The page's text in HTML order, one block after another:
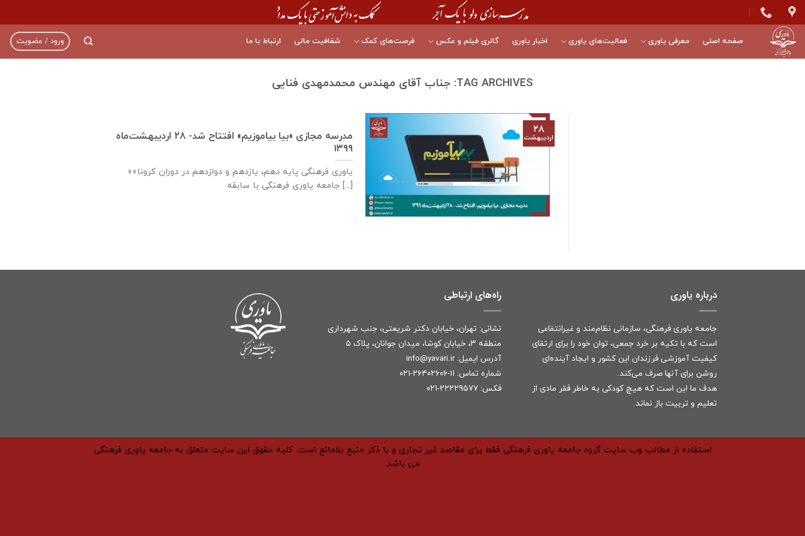
Skip
to
content
صفحه اصلی معرفی یاوری فعالیت‌های یاوری اخبار یاوری گالری فیلم و عکس فرصت‌های کمک شفافیت مالی ارتباط با ما ورود / عضویت
TAG ARCHIVES: جناب آقای مهندس محمدمهدی فنایی
مدرسه مجازی «بیا بیاموزیم» افتتاح شد- ۲۸ اردیبهشت‌ماه
۱۳۹۹
«یاوری فرهنگی پایه دهم، یازدهم و دوازدهم در دوران کرونا»
جامعه یاوری فرهنگی با سابقه [...]
۲۸
اردیبهشت
درباره یاوری
جامعه یاوری فرهنگی، سازمانی نظام‌مند و غیرانتفاعی
است که با تکیه بر خرد جمعی، توان خود را برای ارتقای
کیفیت آموزشی فرزندان این کشور و ایجاد آینده‌ای
روشن برای آنها صرف می‌کند.
هدف ما این است که هیچ کودکی به خاطر فقر مادی از
تعلیم و تربیت باز نماند.
راه‌های ارتباطی
نشانی: تهران، خیابان دکتر شریعتی، جنب شهرداری
منطقه ۳، خیابان کوشا، میدان جوانان، پلاک ۵
آدرس ایمیل: info@yavari.ir
شماره تماس: ۱۱-۲۶۴۰۲۶۰۶-۰۲۱
فکس: ۲۲۲۲۹۵۷۷-۰۲۱
استفاده از مطالب وب سایت گروه جامعه یاوری فرهنگی فقط برای مقاصد غیر تجاری و با ذکر منبع بلامانع است. کلیه حقوق این سایت متعلق به جامعه یاوری فرهنگی
می باشد.